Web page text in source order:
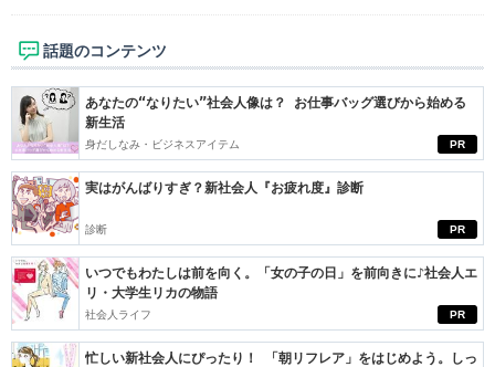
話題のコンテンツ
PR
あなたの“なりたい”社会人像は？ お仕事バッグ選びから始める
新生活
身だしなみ・ビジネスアイテム
PR
実はがんばりすぎ？新社会人『お疲れ度』診断
診断
PR
いつでもわたしは前を向く。「女の子の日」を前向きに♪社会人エ
リ・大学生リカの物語
社会人ライフ
忙しい新社会人にぴったり！ 「朝リフレア」をはじめよう。しっ